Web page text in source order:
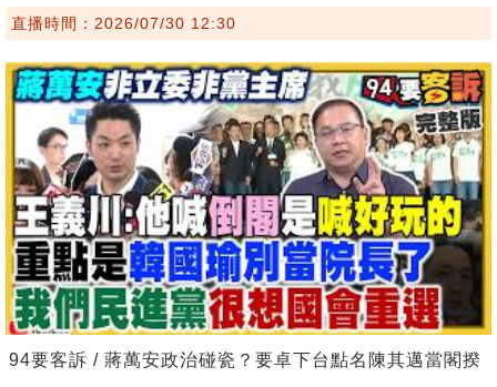
直播時間：2026/07/30 12:30
94要客訴 / 蔣萬安政治碰瓷？要卓下台點名陳其邁當閣揆